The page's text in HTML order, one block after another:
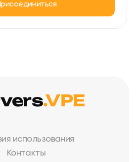
использования
Контакты
.VPE